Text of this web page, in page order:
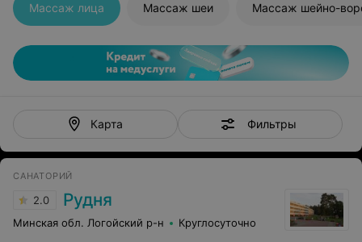
Массаж лица Массаж шеи
Карта Фильтры
САНАТОРИЙ
2.0 Рудня
Минская обл. Логойский р-н Круглосуточно